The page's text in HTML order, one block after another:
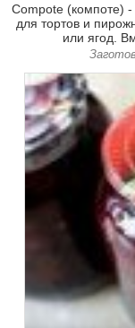
Compote (компоте)
для тортов и
или ягод.